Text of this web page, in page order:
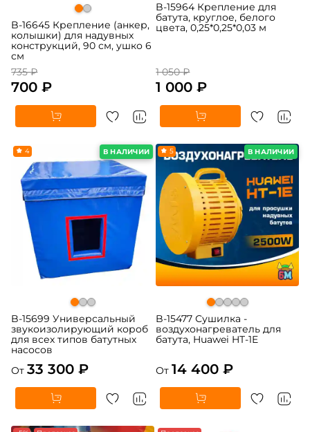
B-16645 Крепление (анкер,
колышки) для надувных
конструкций, 90 см, ушко 6
см
735 ₽
700 ₽
B-15964 Крепление для
батута, круглое, белого
цвета, 0,25*0,25*0,03 м
1 050 ₽
1 000 ₽
В НАЛИЧИИ
4
B-15699 Универсальный
звукоизолирующий короб
для всех типов батутных
насосов
От 33 300 ₽
В НАЛИЧИИ
5
B-15477 Сушилка -
воздухонагреватель для
батута, Huawei HT-1E
От 14 400 ₽